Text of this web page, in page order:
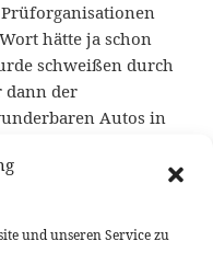
und unseren Service zu
hätte ja schon
schweißen durch
dann der
Autos in
lt. Web strittig. Ich
Nachprüfung auf.
in